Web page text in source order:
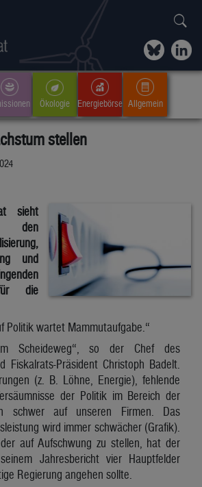
Ökologie Energiebörse Allgemein
stellen
sieht
den
und
für die
Politik wartet Mammutaufgabe.“
Scheideweg“, so der Chef des
Fiskalrats-Präsident Christoph Badelt.
(z. B. Löhne, Energie), fehlende
der Politik im Bereich der
schwer auf unseren Firmen. Das
wird immer schwächer (Grafik).
auf Aufschwung zu stellen, hat der
Jahresbericht vier Hauptfelder
Regierung angehen sollte.